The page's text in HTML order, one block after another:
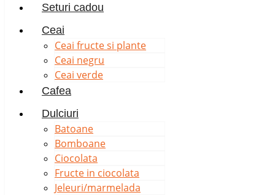
Seturi cadou
Ceai
Ceai fructe si plante
Ceai negru
Ceai verde
Cafea
Dulciuri
Batoane
Bomboane
Ciocolata
Fructe in ciocolata
Jeleuri/marmelada